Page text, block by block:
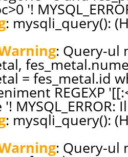
'!
: mysqli_query():
: Query-ul
= fes_metal.id
REGEXP
: mysqli_query():
: Query-ul